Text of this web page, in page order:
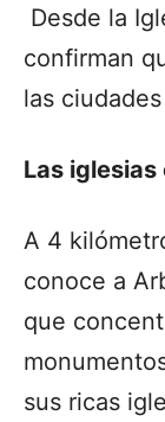
Desde la
confirman
las
Las
A 4
conoce a
que
sus ricas